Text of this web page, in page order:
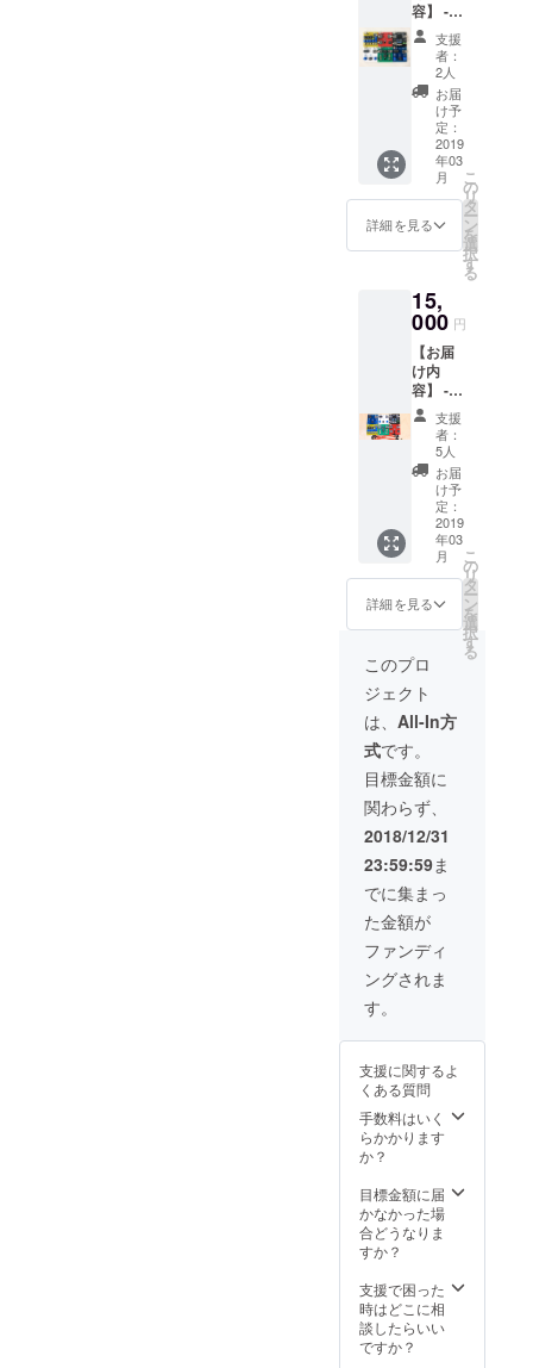
注：部
品は別
売りと
なりま
すの
で、部
品調達
が可能
な方に
おすす
す。
私達の
方で選
んでお
送りい
たしま
す。 写
真は開
発中の
基板な
ので実
のは部
品配置
等大き
く変更
されま
す。
望があ
る方は
フォー
ムから
ご連絡
くださ
い。先
着順で
対応さ
せてい
ただき
ます。
私たち
の方で
選んで
お送り
いたし
ます。
写真の
キー
ボード
基板は
開発中
の基板
なので
実際の
ものは
置や基
板サイ
きく変
更され
ます。
カーと
Quxの
これま
でに生
産した
すべて
の基板
のセッ
トで
す。つ
なげ方
次第で
事がで
きま
す。(写
真の基
板に加
えて新
作の
キー
ボード
基板を
セット
にしま
それぞ
れ赤・
緑・
青・
の5種類
があり
色の希
望があ
る方は
フォー
ムから
ご連絡
くださ
い。先
対応さ
せてい
ただき
ます。
ご連絡
がない
場合は
選んで
お送り
いたし
ます。
注：部
品と
売りと
なりま
すの
が可能
な方に
おすす
めで
容】 -
これま
でのす
べての
基板１
枚ずつ
（キー
ボー
ド,VCO,
VCA,
VCF, 矩
形波オ
シレー
タ,三角
レー
タ） -
上記の
基板用
の部品 -
ステッ
カー ス
テッ
カーと
Quxの
これま
でに生
産した
すべて
の基板
のセッ
トで
梱いた
します
ので、
はんだ
付けを
し、
ケーブ
ルを用
意する
だけで
始める
ことが
でき、
モ
ジュー
ルの繋
げ方次
第で多
でる事
ができ
ます。
色はそ
れぞれ
赤・
白・黒
の5種類
があり
望があ
る方は
フォー
ムから
支援
者：
2人
お届
け予
定：
2019
年03
月
詳細を見る
こ
の
リ
タ
ー
ン
を
選
択
す
る
15,
000 円
【お届
け内
容】 -
これま
でのす
べての
基板１
枚ずつ
（キー
ボー
ド,VCO,
VCA,
VCF, 矩
形波オ
シレー
タ,三角
波オシ
レー
タ） -
上記の
基板用
の部品 -
短い
ケーブ
ル8本 -
ステッ
カー ス
テッ
カーと
Quxの
これま
でに生
産した
すべて
らの部
え、便
利な短
いケー
ブルの
セット
はんだ
付けを
するだ
けで始
とがで
き、モ
ジュー
ルの繋
支援
者：
5人
お届
け予
定：
2019
年03
月
詳細を見る
こ
の
リ
タ
ー
ン
を
選
択
す
る
このプロ
ジェクト
は、 All-In方
式です。
目標金額に
関わらず、
2018/12/31
23:59:59ま
でに集まっ
た金額が
ファンディ
ングされま
す。
支援に関するよ
くある質問
手数料はいく
らかかります
か？
目標金額に届
かなかった場
合どうなりま
すか？
支援で困った
時はどこに相
談したらいい
ですか？